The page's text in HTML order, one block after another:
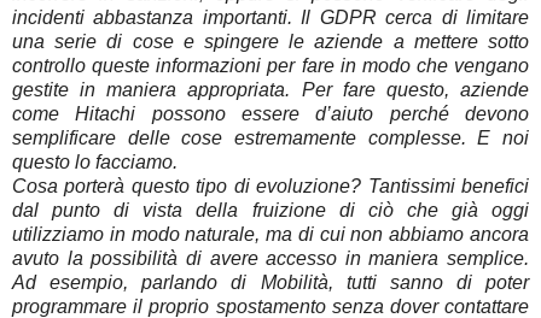
incidenti abbastanza importanti. Il GDPR cerca di limitare
una serie di cose e spingere le aziende a mettere sotto
controllo queste informazioni per fare in modo che vengano
gestite in maniera appropriata. Per fare questo, aziende
come Hitachi possono essere d’aiuto perché devono
semplificare delle cose estremamente complesse. E noi
questo lo facciamo.
Cosa porterà questo tipo di evoluzione? Tantissimi benefici
dal punto di vista della fruizione di ciò che già oggi
utilizziamo in modo naturale, ma di cui non abbiamo ancora
avuto la possibilità di avere accesso in maniera semplice.
Ad esempio, parlando di Mobilità, tutti sanno di poter
programmare il proprio spostamento senza dover contattare